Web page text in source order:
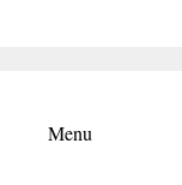
Menu